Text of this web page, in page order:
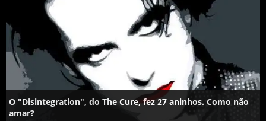
O "Disintegration", do The Cure, fez 27 aninhos. Como não
amar?